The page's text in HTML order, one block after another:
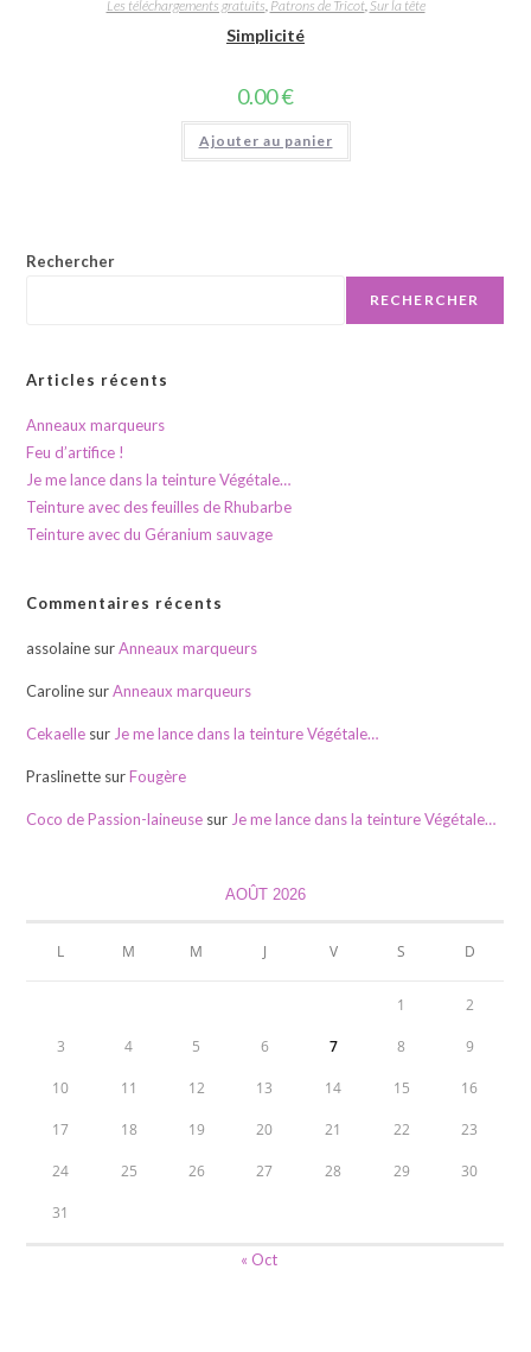
Les téléchargements gratuits, Patrons de Tricot, Sur la tête
Simplicité
0.00€
Ajouter au panier
Rechercher
RECHERCHER
Articles récents
Anneaux marqueurs
Feu d’artifice !
Je me lance dans la teinture Végétale…
Teinture avec des feuilles de Rhubarbe
Teinture avec du Géranium sauvage
Commentaires récents
assolaine surAnneaux marqueurs
Caroline surAnneaux marqueurs
Cekaelle sur Je me lance dans la teinture Végétale…
Praslinette surFougère
Coco de Passion-laineuse sur Je me lance dans la teinture Végétale…
AOÛT 2026
L M M J V S D
1 2
3 4 5 6 7 8 9
10 11 12 13 14 15 16
17 18 19 20 21 22 23
24 25 26 27 28 29 30
31
« Oct